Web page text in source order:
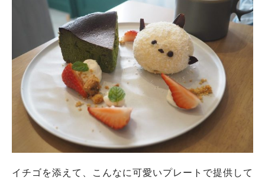
イチゴを添えて、こんなに可愛いプレートで提供して